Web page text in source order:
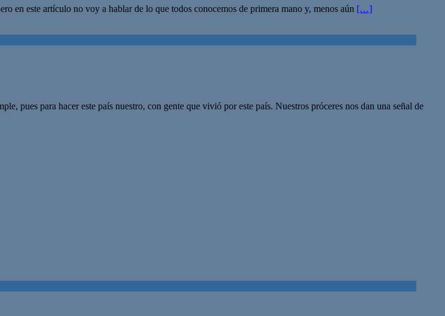
en este artículo no voy a hablar de lo que todos conocemos de primera mano y, menos aún […]
pues para hacer este país nuestro, con gente que vivió por este país. Nuestros próceres nos dan una señal de